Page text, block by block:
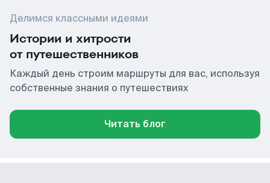
Делимся классными идеями
Истории и хитрости
от путешественников
Каждый день строим маршруты для вас, используя
собственные знания о путешествиях
Читать блог